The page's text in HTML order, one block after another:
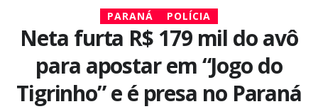
PARANÁ POLÍCIA
Neta furta R$ 179 mil do avô
para apostar em “Jogo do
Tigrinho” e é presa no Paraná